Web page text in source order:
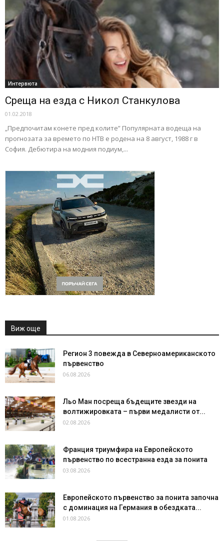
Интервюта
Среща на езда с Никол Станкулова
01.02.2018
„Предпочитам конете пред колите” Популярната водеща на
прогнозата за времето по НТВ е родена на 8 август, 1988 г в
София. Дебютира на модния подиум,...
Виж още
Регион 3 повежда в Северноамериканското
първенство
06.08.2026
Льо Ман посреща бъдещите звезди на
волтижировката – първи медалисти от...
02.08.2026
Франция триумфира на Европейското
първенство по всестранна езда за понита
03.08.2026
Европейското първенство за понита започна
с доминация на Германия в обездката...
01.08.2026